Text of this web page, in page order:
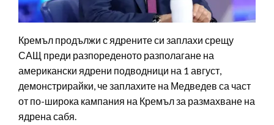
Кремъл продължи с ядрените си заплахи срещу
САЩ преди разпореденото разполагане на
американски ядрени подводници на 1 август,
демонстрирайки, че заплахите на Медведев са част
от по-широка кампания на Кремъл за размахване на
ядрена сабя.